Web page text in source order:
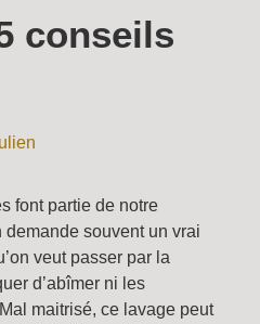
conseils
font partie de notre
souvent un vrai
veut passer par la
d’abîmer ni les
maitrisé, ce lavage peut